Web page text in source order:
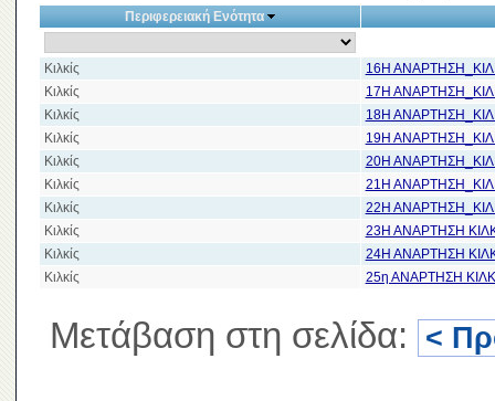
Περιφερειακή Ενότητα
Κιλκίς
16Η
Κιλκίς
17Η
Κιλκίς
18Η
Κιλκίς
19Η
Κιλκίς
20Η
Κιλκίς
21Η
Κιλκίς
22Η
Κιλκίς
23Η ΑΝΑΡΤΗΣΗ
Κιλκίς
24Η ΑΝΑΡΤΗΣΗ
Κιλκίς
25η ΑΝΑΡΤΗΣΗ
Μετάβαση στη σελίδα: <